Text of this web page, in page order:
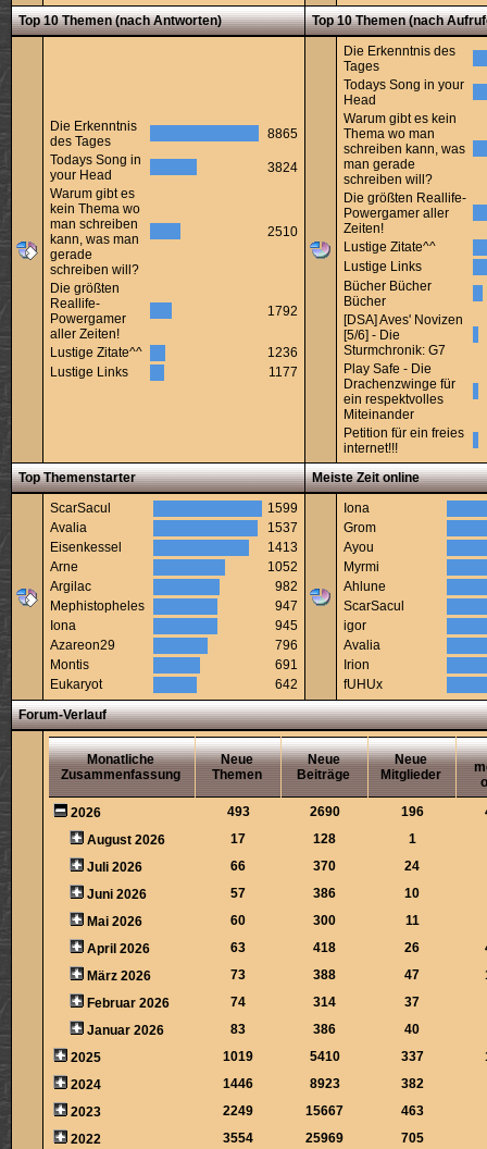
Top 10 Themen (nach Antworten)
Top 10 Themen (nach
Die Erkenntnis
des Tages
8865
Todays Song in
your Head
3824
Warum gibt es
kein Thema wo
man schreiben
kann, was man
gerade
schreiben will?
2510
Die größten
Reallife-
Powergamer
aller Zeiten!
1792
Lustige Zitate^^
1236
Lustige Links
1177
Die Erkenntnis des
Tages
Todays Song in your
Head
Warum gibt es kein
Thema wo man
schreiben kann, was
man gerade
schreiben will?
Die größten Reallife-
Powergamer aller
Zeiten!
Lustige Zitate^^
Lustige Links
Bücher Bücher
Bücher
[DSA] Aves' Novizen
[5/6] - Die
Sturmchronik: G7
Play Safe - Die
Drachenzwinge für
ein respektvolles
Miteinander
Petition für ein freies
internet!!!
Top Themenstarter
Meiste Zeit online
ScarSacul
1599
Avalia
1537
Eisenkessel
1413
Arne
1052
Argilac
982
Mephistopheles
947
Iona
945
Azareon29
796
Montis
691
Eukaryot
642
Iona
Grom
Ayou
Myrmi
Ahlune
ScarSacul
igor
Avalia
Irion
fUHUx
Forum-Verlauf
Monatliche
Zusammenfassung
Neue
Themen
Neue
Beiträge
Neue
Mitglieder
2026
493 2690 196
August 2026
17 128
1
Juli 2026
66 370
24
Juni 2026
57 386
10
Mai 2026
60 300
11
April 2026
63 418 26
März 2026
73 388 47
Februar 2026
74 314
37
Januar 2026
83 386
40
2025
1019 5410 337
2024
1446 8923
382
2023
2249 15667
463
2022
3554 25969 705